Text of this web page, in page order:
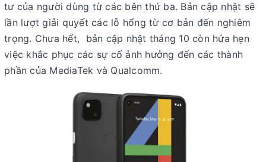
tư của người dùng từ các bên thứ ba. Bản cập nhật sẽ
lần lượt giải quyết các lỗ hổng từ cơ bản đến nghiêm
trọng. Chưa hết, bản cập nhật tháng 10 còn hứa hẹn
việc khắc phục các sự cố ảnh hưởng đến các thành
phần của MediaTek và Qualcomm.